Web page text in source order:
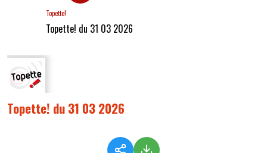
Topette!
Topette! du 31 03 2026
Topette! du 31 03 2026